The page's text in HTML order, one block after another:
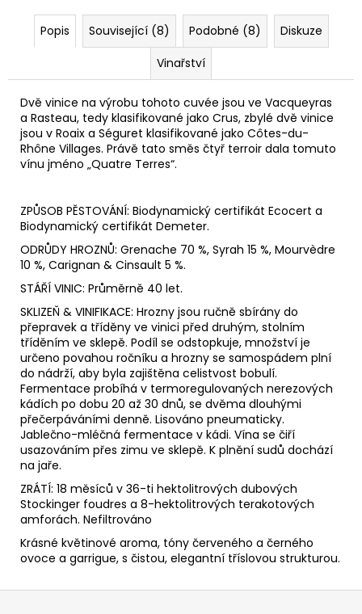
Popis Související (8) Podobné (8)
Diskuze
Vinařství
Dvě vinice na výrobu tohoto cuvée jsou ve Vacqueyras
a Rasteau, tedy klasifikované jako Crus, zbylé dvě vinice
jsou v Roaix a Séguret klasifikované jako Côtes-du-
Rhône Villages. Právě tato směs čtyř terroir dala tomuto
vínu jméno „Quatre Terres“.
ZPŮSOB PĚSTOVÁNÍ: Biodynamický certifikát Ecocert a
Biodynamický certifikát Demeter.
ODRŮDY HROZNŮ: Grenache 70 %, Syrah 15 %, Mourvèdre
10 %, Carignan & Cinsault 5 %.
STÁŘÍ VINIC: Průměrně 40 let.
SKLIZEŇ & VINIFIKACE: Hrozny jsou ručně sbírány do
přepravek a tříděny ve vinici před druhým, stolním
tříděním ve sklepě. Podíl se odstopkuje, množství je
určeno povahou ročníku a hrozny se samospádem plní
do nádrží, aby byla zajištěna celistvost bobulí.
Fermentace probíhá v termoregulovaných nerezových
kádích po dobu 20 až 30 dnů, se dvěma dlouhými
přečerpáváními denně. Lisováno pneumaticky.
Jablečno-mléčná fermentace v kádi. Vína se čiří
usazováním přes zimu ve sklepě. K plnění sudů dochází
na jaře.
ZRÁTÍ: 18 měsíců v 36-ti hektolitrových dubových
Stockinger foudres a 8-hektolitrových terakotových
amforách. Nefiltrováno
Krásné květinové aroma, tóny červeného a černého
ovoce a garrigue, s čistou, elegantní tříslovou strukturou.
GRÜNER
ZÖBING
DAC
2025
360
Kč
Z